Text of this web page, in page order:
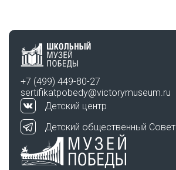
+7 (499) 449-80-27
sertifikatpobedy@victorymuseum.ru
Детский центр
Детский общественный Совет